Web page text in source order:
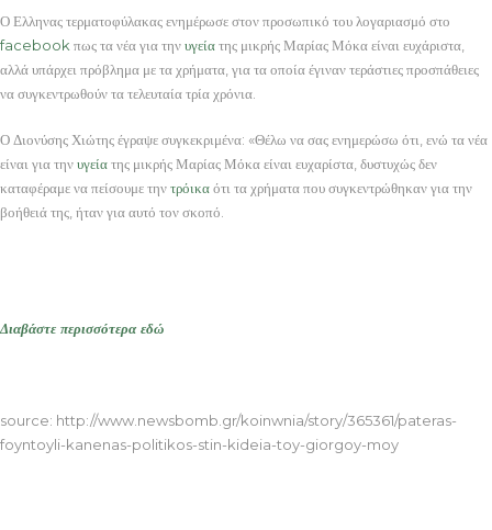
Ο Ελληνας τερματοφύλακας ενημέρωσε στον προσωπικό του λογαριασμό στο
facebook πως τα νέα για τηνυγείατης μικρής Μαρίας Μόκα είναι ευχάριστα,
αλλά υπάρχει πρόβλημα με τα χρήματα, για τα οποία έγιναν τεράστιες προσπάθειες
να συγκεντρωθούν τα τελευταία τρία χρόνια.
Ο Διονύσης Χιώτης έγραψε συγκεκριμένα: «Θέλω να σας ενημερώσω ότι, ενώ τα νέα
είναι για τηνυγείατης μικρής Μαρίας Μόκα είναι ευχαρίστα, δυστυχώς δεν
καταφέραμε να πείσουμε τηντρόικαότι τα χρήματα που συγκεντρώθηκαν για την
βοήθειά της, ήταν για αυτό τον σκοπό.
Διαβάστε περισσότερα εδώ
source: http://www.newsbomb.gr/koinwnia/story/365361/pateras-
foyntoyli-kanenas-politikos-stin-kideia-toy-giorgoy-moy